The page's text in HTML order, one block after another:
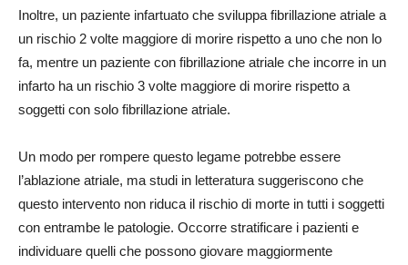
Inoltre, un paziente infartuato che sviluppa fibrillazione atriale a
un rischio 2 volte maggiore di morire rispetto a uno che non lo
fa, mentre un paziente con fibrillazione atriale che incorre in un
infarto ha un rischio 3 volte maggiore di morire rispetto a
soggetti con solo fibrillazione atriale.
Un modo per rompere questo legame potrebbe essere
l’ablazione atriale, ma studi in letteratura suggeriscono che
questo intervento non riduca il rischio di morte in tutti i soggetti
con entrambe le patologie. Occorre stratificare i pazienti e
individuare quelli che possono giovare maggiormente